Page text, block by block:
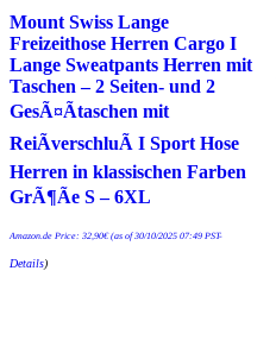
Mount Swiss Lange
Freizeithose Herren Cargo I
Lange Sweatpants Herren mit
Taschen – 2 Seiten- und 2
GesÃ¤Ãtaschen mit
ReiÃverschluÃ I Sport Hose
Herren in klassischen Farben
GrÃ¶Ãe S – 6XL
Amazon.de Price: 32,90€(as of 30/10/2025 07:49 PST-
Details)